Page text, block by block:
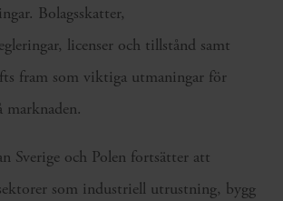
Bolagsskatter,
licenser och tillstånd samt
fram som viktiga utmaningar för
marknaden.
Sverige och Polen fortsätter att
som industriell utrustning, bygg